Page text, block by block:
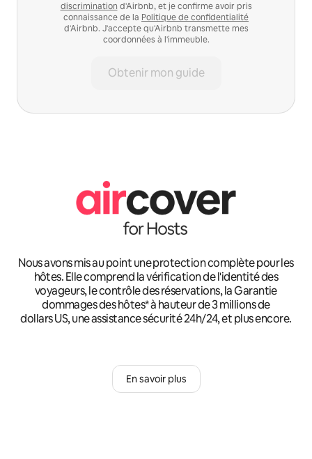
discrimination d'Airbnb, et je confirme avoir pris
connaissance de la Politique de confidentialité
d'Airbnb. J'accepte qu'Airbnb transmette mes
coordonnées à l'immeuble.
Obtenir mon guide
Nous avons mis au point une protection complète pour les
hôtes. Elle comprend la vérification de l'identité des
voyageurs, le contrôle des réservations, la Garantie
dommages des hôtes* à hauteur de 3 millions de
dollars US, une assistance sécurité 24h/24, et plus encore.
En savoir plus